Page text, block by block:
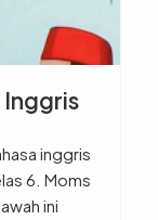
Inggris
inggris
6. Moms
ini